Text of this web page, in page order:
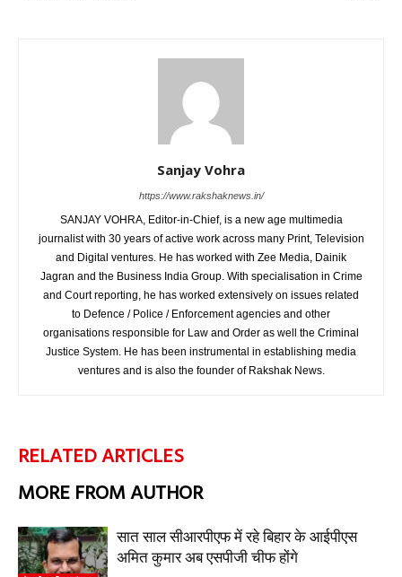
Sanjay Vohra
https://www.rakshaknews.in/
SANJAY VOHRA, Editor-in-Chief, is a new age multimedia
journalist with 30 years of active work across many Print, Television
and Digital ventures. He has worked with Zee Media, Dainik
Jagran and the Business India Group. With specialisation in Crime
and Court reporting, he has worked extensively on issues related
to Defence / Police / Enforcement agencies and other
organisations responsible for Law and Order as well the Criminal
Justice System. He has been instrumental in establishing media
ventures and is also the founder of Rakshak News.
RELATED ARTICLES
MORE FROM AUTHOR
सात साल सीआरपीएफ में रहे बिहार के आईपीएस
अमित कुमार अब एसपीजी चीफ होंगे